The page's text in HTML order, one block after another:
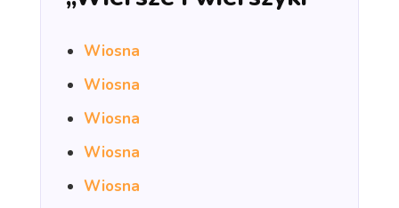
Wiosna
Wiosna
Wiosna
Wiosna
Wiosna